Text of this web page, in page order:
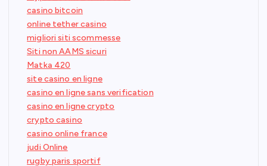
casino bitcoin
online tether casino
migliori siti scommesse
Siti non AAMS sicuri
Matka 420
site casino en ligne
casino en ligne sans verification
casino en ligne crypto
crypto casino
casino online france
judi Online
rugby paris sportif